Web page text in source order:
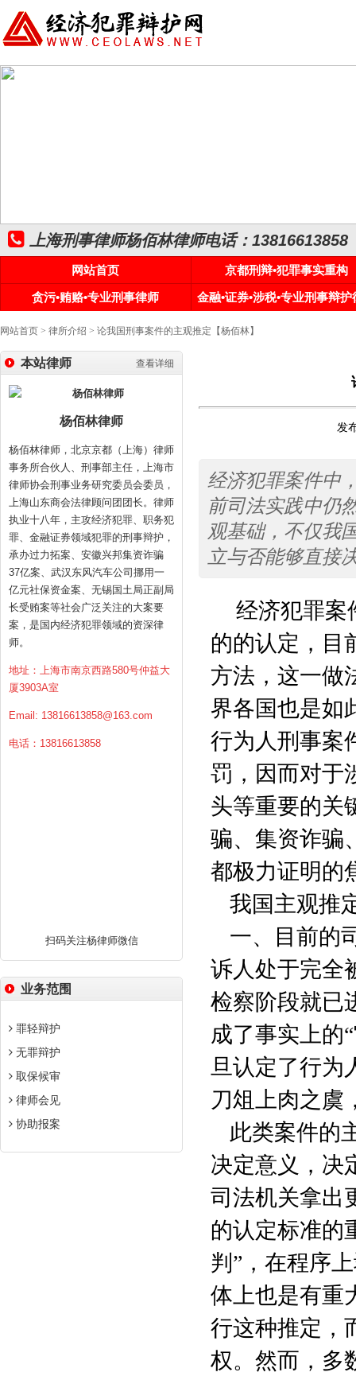
上海刑事律师杨佰林律师电话：13816613858
网站首页
京都刑辩•犯罪事实重构
贪污•贿赂•专业刑事律师
金融•证券•涉税•专业刑事辩护
网站首页 > 律所介绍 > 论我国刑事案件的主观推定【杨佰林】
查看详细
本站律师
杨佰林律师
杨佰林律师，北京京都（上海）律师
事务所合伙人、刑事部主任，上海市
律师协会刑事业务研究委员会委员，
上海山东商会法律顾问团团长。律师
执业十八年，主攻经济犯罪、职务犯
罪、金融证券领域犯罪的刑事辩护，
承办过力拓案、安徽兴邦集资诈骗
37亿案、武汉东风汽车公司挪用一
亿元社保资金案、无锡国土局正副局
长受贿案等社会广泛关注的大案要
案，是国内经济犯罪领域的资深律
师。
地址：上海市南京西路580号仲益大
厦3903A室
Email: 13816613858@163.com
电话：13816613858
扫码关注杨律师微信
业务范围
罪轻辩护
无罪辩护
取保候审
律师会见
协助报案
发
经济犯罪案件中
前司法实践中仍
观基础，不仅我
立与否能够直接
经济犯罪案
的的认定，目
方法，这一做
界各国也是如
行为人刑事案
罚，因而对于
头等重要的关
骗、集资诈骗
都极力证明的
我国主观推
一、目前的
诉人处于完全
检察阶段就已
成了事实上的
旦认定了行为
刀俎上肉之虞
此类案件的
决定意义，决
司法机关拿出
的认定标准的
判”，在程序
体上也是有重
行这种推定，
权。然而，多